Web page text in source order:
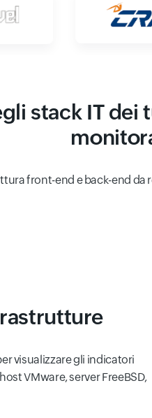
stack IT
front-end e back-end
visualizzare gli indicatori
VMware, server FreeBSD,